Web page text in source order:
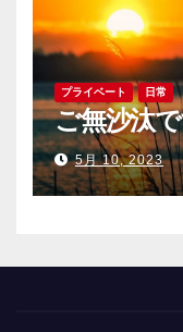
プライベート 日常
ご無沙汰
5月 10, 2023